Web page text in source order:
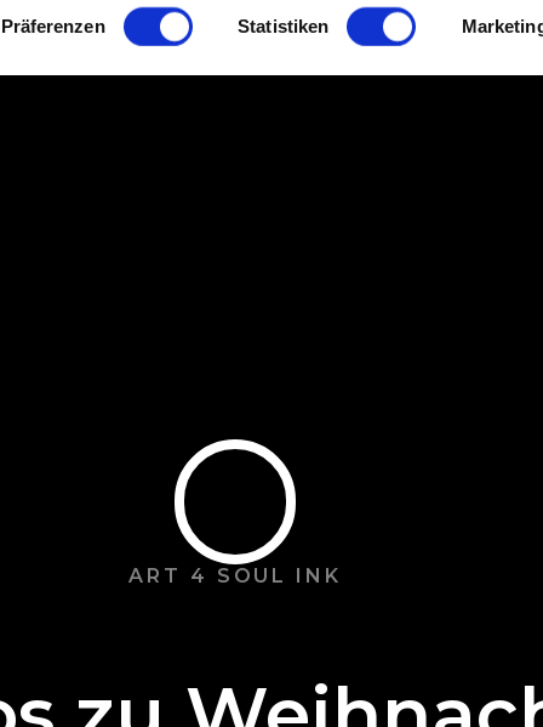
um Inhalte und Anzeigen zu personalisieren, Funktionen
und die Zugriffe auf unsere Website zu analysieren.
Präferenzen Statistiken
ART 4 SOUL INK